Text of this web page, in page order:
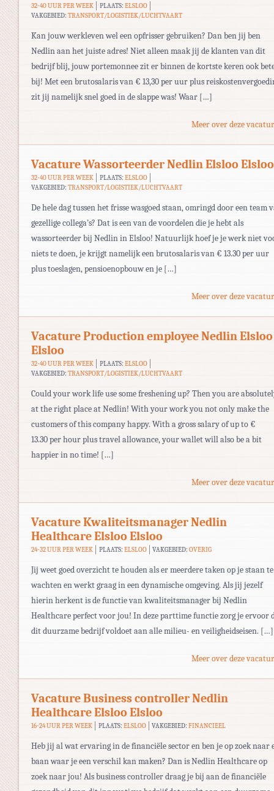
32-40 UUR PER WEEK PLAATS: ELSLOO
VAKGEBIED: TRANSPORT/LOGISTIEK/LUCHTVAART
Kan jouw werkleven wel een opfrisser gebruiken? Dan ben jij ben
Nedlin aan het juiste adres! Niet alleen maak jij de klanten van dit
bedrijf blij, jouw portemonnee zit er binnen de kortste keren ook
bij! Met een brutosalaris van € 13,30 per uur plus
zit jij namelijk snel goed in de slappe was! Waar […]
Meer over deze
Vacature Wassorteerder Nedlin Elsloo Elsloo
32-40 UUR PER WEEK PLAATS: ELSLOO
VAKGEBIED: TRANSPORT/LOGISTIEK/LUCHTVAART
De hele dag tussen het frisse wasgoed staan, omringd door een team
gezellige collega’s? Dat is een van de voordelen die je hebt als
wassorteerder bij Nedlin in Elsloo! Natuurlijk hoef je je werk niet
niets te doen, je krijgt namelijk een brutosalaris van € 13.30 per uur
plus toeslagen, pensioenopbouw en je […]
Meer over deze
Vacature Production employee Nedlin Elsloo
Elsloo
32-40 UUR PER WEEK PLAATS: ELSLOO
VAKGEBIED: TRANSPORT/LOGISTIEK/LUCHTVAART
Could your work life use some freshening up? Then you are
at the right place at Nedlin! With your work you not only make the
customers of this company happy. With a gross salary of up to €
13.30 per hour plus travel allowance, your wallet will also be a bit
happier in no time! […]
Meer over deze
Vacature Kwaliteitsmanager Nedlin
Healthcare Elsloo Elsloo
24-32 UUR PER WEEK PLAATS: ELSLOO VAKGEBIED:OVERIG
Jij weet goed overzicht te houden als er meerdere taken op je staan te
wachten en werkt graag in een dynamische omgeving. Als jij jezelf
hierin herkent is de functie van kwaliteitsmanager bij Nedlin
Healthcare perfect voor jou! In deze parttime functie zorg je ervoor
dit duurzame bedrijf voldoet aan alle milieu- en veiligheidseisen. […]
Meer over deze
Vacature Business controller Nedlin
Healthcare Elsloo Elsloo
16-24 UUR PER WEEK PLAATS: ELSLOO VAKGEBIED:FINANCIEEL
Heb jij al wat ervaring in de financiële sector en ben je op zoek naar
baan waar je een verschil kan maken? Dan is Nedlin Healthcare op
zoek naar jou! Als business controller draag je bij aan de financiële